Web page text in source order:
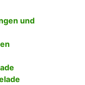
und